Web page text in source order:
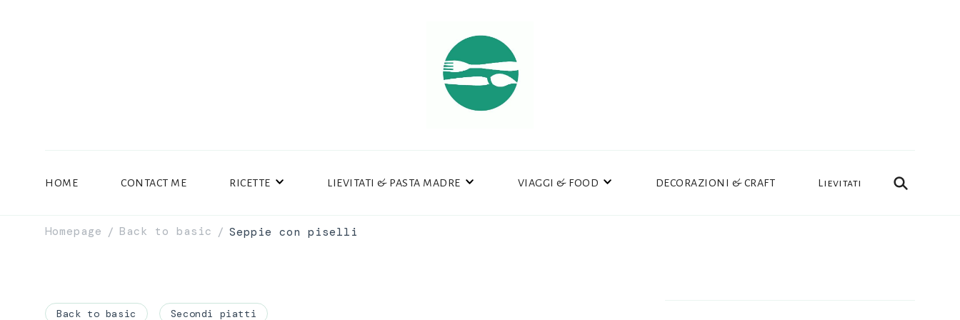
HOME CONTACT ME RICETTE LIEVITATI & PASTA MADRE VIAGGI & FOOD DECORAZIONI & CRAFT Lievitati
Homepage / Back to basic / Seppie con piselli
Back to basic Secondi piatti